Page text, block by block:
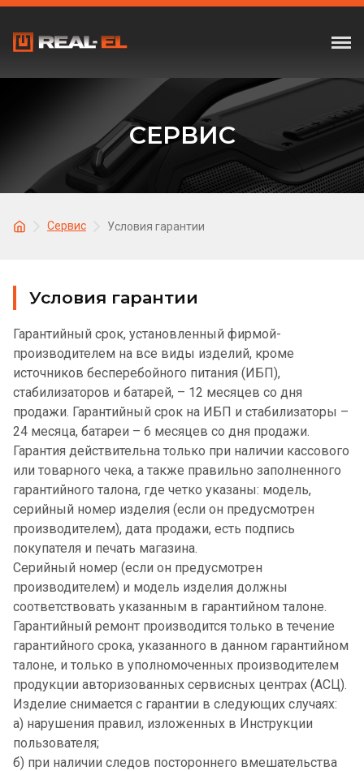
СЕРВИС
Сервис Условия гарантии
Условия гарантии
Гарантийный срок, установленный фирмой-
производителем на все виды изделий, кроме
источников бесперебойного питания (ИБП),
стабилизаторов и батарей, – 12 месяцев со дня
продажи. Гарантийный срок на ИБП и стабилизаторы –
24 месяца, батареи – 6 месяцев со дня продажи.
Гарантия действительна только при наличии кассового
или товарного чека, а также правильно заполненного
гарантийного талона, где четко указаны: модель,
серийный номер изделия (если он предусмотрен
производителем), дата продажи, есть подпись
покупателя и печать магазина.
Серийный номер (если он предусмотрен
производителем) и модель изделия должны
соответствовать указанным в гарантийном талоне.
Гарантийный ремонт производится только в течение
гарантийного срока, указанного в данном гарантийном
талоне, и только в уполномоченных производителем
продукции авторизованных сервисных центрах (АСЦ).
Изделие снимается с гарантии в следующих случаях:
а) нарушения правил, изложенных в Инструкции
пользователя;
б) при наличии следов постороннего вмешательства